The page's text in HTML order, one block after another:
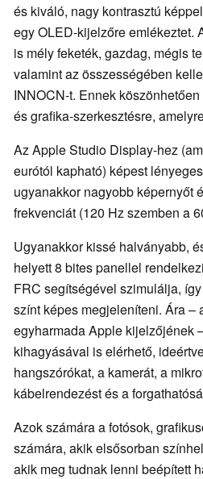
és kiváló, nagy kontrasztú
egy OLED-kijelzőre emlékeztet.
is mély feketék, gazdag, mégis
valamint az összességében
INNOCN-t. Ennek
és grafika-szerkesztésre,
Az Apple Studio Display-hez
eurótól kapható) képest
ugyanakkor nagyobb képernyőt
frekvenciát (120 Hz szemben a
Ugyanakkor kissé halványabb,
helyett 8 bites panellel
FRC segítségével szimulálja,
színt képes megjeleníteni. Ára –
egyharmada Apple kijelzőjének
kihagyásával is elérhető,
hangszórókat, a kamerát, a
kábelrendezést és a
Azok számára a fotósok,
számára, akik elsősorban
akik meg tudnak lenni beépített